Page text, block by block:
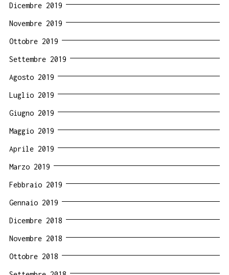
Dicembre 2019
Novembre 2019
Ottobre 2019
Settembre 2019
Agosto 2019
Luglio 2019
Giugno 2019
Maggio 2019
Aprile 2019
Marzo 2019
Febbraio 2019
Gennaio 2019
Dicembre 2018
Novembre 2018
Ottobre 2018